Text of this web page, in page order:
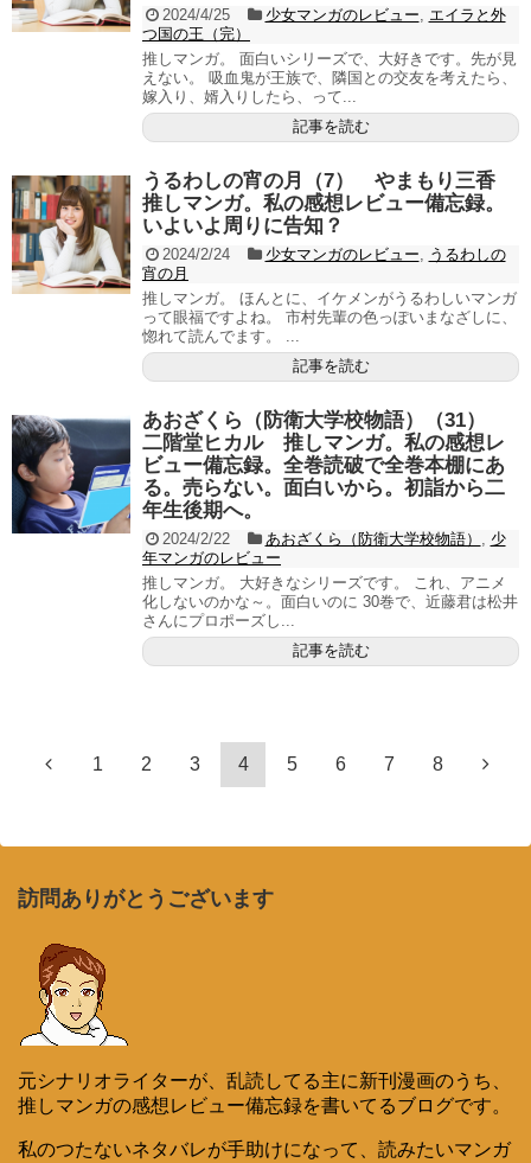
2024/4/25 少女マンガのレビュー, エイラと外
つ国の王（完）
推しマンガ。 面白いシリーズで、大好きです。先が見
えない。 吸血鬼が王族で、隣国との交友を考えたら、
嫁入り、婿入りしたら、って...
記事を読む
うるわしの宵の月（7） やまもり三香
推しマンガ。私の感想レビュー備忘録。
いよいよ周りに告知？
2024/2/24 少女マンガのレビュー, うるわしの
宵の月
推しマンガ。 ほんとに、イケメンがうるわしいマンガ
って眼福ですよね。 市村先輩の色っぽいまなざしに、
惚れて読んでます。 ...
記事を読む
あおざくら（防衛大学校物語）（31）
二階堂ヒカル 推しマンガ。私の感想レ
ビュー備忘録。全巻読破で全巻本棚にあ
る。売らない。面白いから。初詣から二
年生後期へ。
2024/2/22 あおざくら（防衛大学校物語） , 少
年マンガのレビュー
推しマンガ。 大好きなシリーズです。 これ、アニメ
化しないのかな～。面白いのに 30巻で、近藤君は松井
さんにプロポーズし...
記事を読む
1 2 3 4 5 6 7 8
訪問ありがとうございます
元シナリオライターが、乱読してる主に新刊漫画のうち、
推しマンガの感想レビュー備忘録を書いてるブログです。
私のつたないネタバレが手助けになって、読みたいマンガ